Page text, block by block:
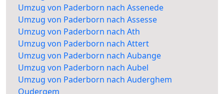
Umzug von Paderborn nach Assenede
Umzug von Paderborn nach Assesse
Umzug von Paderborn nach Ath
Umzug von Paderborn nach Attert
Umzug von Paderborn nach Aubange
Umzug von Paderborn nach Aubel
Umzug von Paderborn nach Auderghem
Oudergem